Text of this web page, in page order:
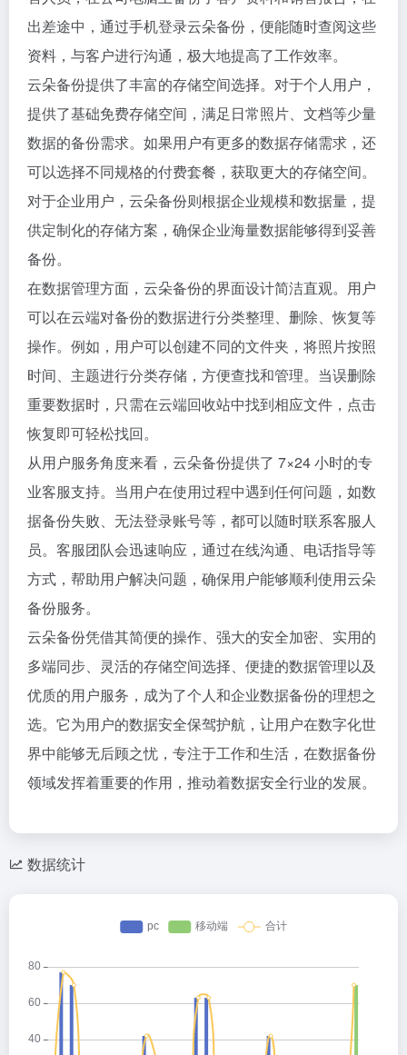
出差途中，通过手机登录云朵备份，便能随时查阅这些
资料，与客户进行沟通，极大地提高了工作效率。
云朵备份提供了丰富的存储空间选择。对于个人用户，
提供了基础免费存储空间，满足日常照片、文档等少量
数据的备份需求。如果用户有更多的数据存储需求，还
可以选择不同规格的付费套餐，获取更大的存储空间。
对于企业用户，云朵备份则根据企业规模和数据量，提
供定制化的存储方案，确保企业海量数据能够得到妥善
备份。
在数据管理方面，云朵备份的界面设计简洁直观。用户
可以在云端对备份的数据进行分类整理、删除、恢复等
操作。例如，用户可以创建不同的文件夹，将照片按照
时间、主题进行分类存储，方便查找和管理。当误删除
重要数据时，只需在云端回收站中找到相应文件，点击
恢复即可轻松找回。
从用户服务角度来看，云朵备份提供了 7×24 小时的专
业客服支持。当用户在使用过程中遇到任何问题，如数
据备份失败、无法登录账号等，都可以随时联系客服人
员。客服团队会迅速响应，通过在线沟通、电话指导等
方式，帮助用户解决问题，确保用户能够顺利使用云朵
备份服务。
云朵备份凭借其简便的操作、强大的安全加密、实用的
多端同步、灵活的存储空间选择、便捷的数据管理以及
优质的用户服务，成为了个人和企业数据备份的理想之
选。它为用户的数据安全保驾护航，让用户在数字化世
界中能够无后顾之忧，专注于工作和生活，在数据备份
领域发挥着重要的作用，推动着数据安全行业的发展。
数据统计